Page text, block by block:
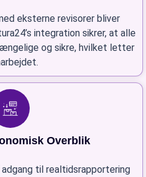
eksterne revisorer bliver
integration sikrer, at alle
og sikre, hvilket letter
Overblik
til realtidsrapportering